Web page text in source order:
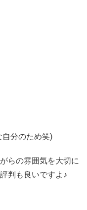
分のため笑)
らの雰囲気を大切に
判も良いですよ♪